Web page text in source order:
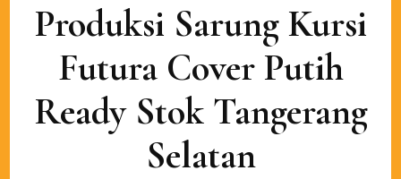
Produksi Sarung Kursi
Futura Cover Putih
Ready Stok Tangerang
Selatan